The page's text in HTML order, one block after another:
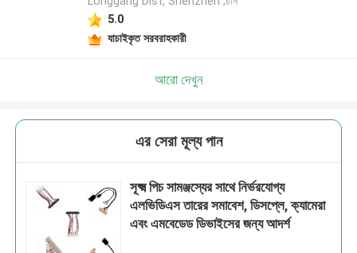
5.0
যাচাইকৃত সরবরাহকারী
আরো দেখুন
এর সেরা মূল্য পান
সূক্ষ্ম পিচ সামঞ্জস্যের সাথে নির্ভরযোগ্য
এলভিডিএস তারের সমাবেশ, ডিসপ্লে, ক্যামেরা
এবং এমবেডেড ডিভাইসের জন্য আদর্শ